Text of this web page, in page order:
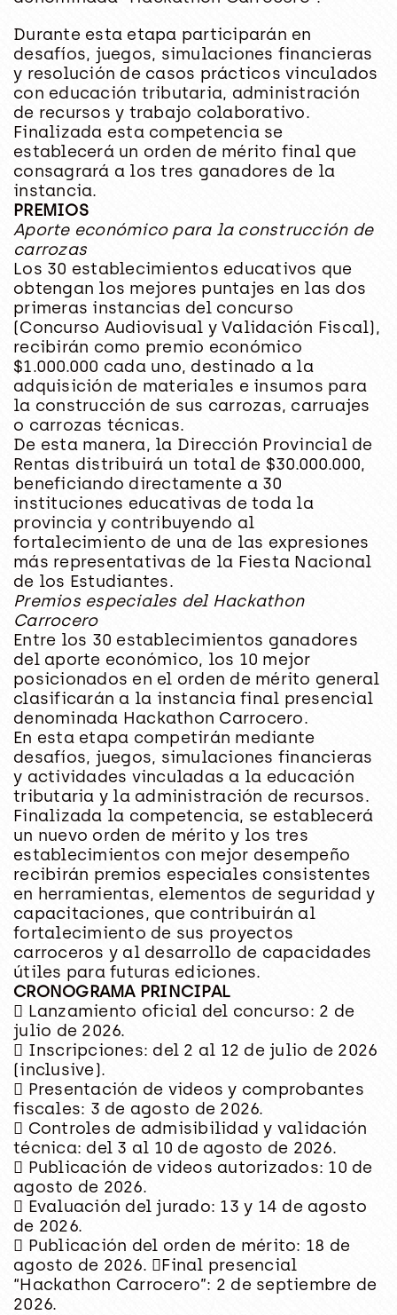
Durante esta etapa participarán en
desafíos, juegos, simulaciones financieras
y resolución de casos prácticos vinculados
con educación tributaria, administración
de recursos y trabajo colaborativo.
Finalizada esta competencia se
establecerá un orden de mérito final que
consagrará a los tres ganadores de la
instancia.
PREMIOS
Aporte económico para la construcción de
carrozas
Los 30 establecimientos educativos que
obtengan los mejores puntajes en las dos
primeras instancias del concurso
(Concurso Audiovisual y Validación Fiscal),
recibirán como premio económico
$1.000.000 cada uno, destinado a la
adquisición de materiales e insumos para
la construcción de sus carrozas, carruajes
o carrozas técnicas.
De esta manera, la Dirección Provincial de
Rentas distribuirá un total de $30.000.000,
beneficiando directamente a 30
instituciones educativas de toda la
provincia y contribuyendo al
fortalecimiento de una de las expresiones
más representativas de la Fiesta Nacional
de los Estudiantes.
Premios especiales del Hackathon
Carrocero
Entre los 30 establecimientos ganadores
del aporte económico, los 10 mejor
posicionados en el orden de mérito general
clasificarán a la instancia final presencial
denominada Hackathon Carrocero.
En esta etapa competirán mediante
desafíos, juegos, simulaciones financieras
y actividades vinculadas a la educación
tributaria y la administración de recursos.
Finalizada la competencia, se establecerá
un nuevo orden de mérito y los tres
establecimientos con mejor desempeño
recibirán premios especiales consistentes
en herramientas, elementos de seguridad y
capacitaciones, que contribuirán al
fortalecimiento de sus proyectos
carroceros y al desarrollo de capacidades
útiles para futuras ediciones.
CRONOGRAMA PRINCIPAL
 Lanzamiento oficial del concurso: 2 de
julio de 2026.
 Inscripciones: del 2 al 12 de julio de 2026
(inclusive).
 Presentación de videos y comprobantes
fiscales: 3 de agosto de 2026.
 Controles de admisibilidad y validación
técnica: del 3 al 10 de agosto de 2026.
 Publicación de videos autorizados: 10 de
agosto de 2026.
 Evaluación del jurado: 13 y 14 de agosto
de 2026.
 Publicación del orden de mérito: 18 de
agosto de 2026. Final presencial
“Hackathon Carrocero”: 2 de septiembre de
2026.